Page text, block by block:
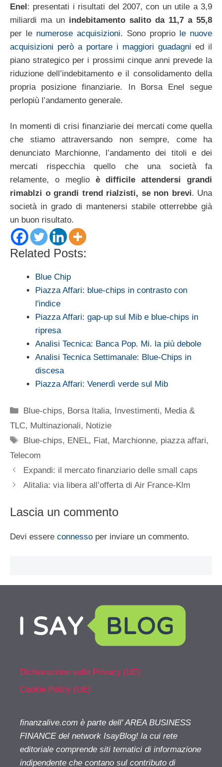
Enel: presentati i risultati del 2007, con un utile a 3,9
miliardi ma un indebitamento salito da 11,7 a 55,8
per le numerose acquisizioni. Sono proprio le nuove
acquisizioni però a portare i maggiori guadagni ed il
piano strategico per i prossimi cinque anni prevede la
riduzione dell’indebitamento e il consolidamento della
propria posizione finanziarie. In Borsa Enel segue
perlopiù l’andamento generale.
In momenti di crisi finanziarie dei mercati come quella
che stiamo attraversando non sempre, come ha
denunciato Marchionne, l’andamento dei titoli e dei
mercati rispecchia quello che una società fa
relamente, o meglio è difficile attendersi grandi
rimablzi o grandi trend rialzisti, se non brevi. Una
società in grado di mantenersi stabile otterrebbe già
un buon risultato.
Related Posts:
Blue Chip
Piazza Affari: blue-chips in contrasto con
l'indice
Piazza Affari: gap-up sul Mib e blue-chips in
ripresa
Analisi Tecnica: Banca Pop. Mi. la più debole
Analisi Tecnica Settimanale: Blue-Chips in
discesa
Piazza Affari: Venerdì verde sul Mib
Categorie
Blue-chips, Borsa Italia, Investimenti, Media &
TLC, Multinazionali, Notizie
Tag
Blue-chips, ENEL, Fiat, Marchionne, piazza affari,
Telecom
Expandi: il mercato finanziario delle small caps
Alitalia: via libera all’offerta di Air France-Klm
Lascia un commento
Devi essere connesso per inviare un commento.
Dichiarazione sulla Privacy (UE)
Cookie Policy (UE)
finanzalive.com è parte dell' AREA BUSINESS
FINANCE del network IsayBlog! la cui rete
editoriale comprende siti tematici di informazione
indipendente che contano sul contributo di